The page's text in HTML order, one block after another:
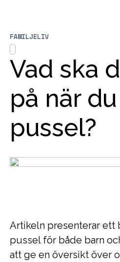
Vad ska
på när
pussel?
FAMILJELIV
Artikeln presenterar ett
pussel för både barn
att ge en översikt över